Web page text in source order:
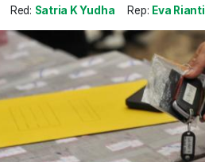
Red: Satria K Yudha Rep: Eva Rianti